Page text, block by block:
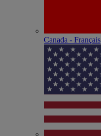
Canada - Français